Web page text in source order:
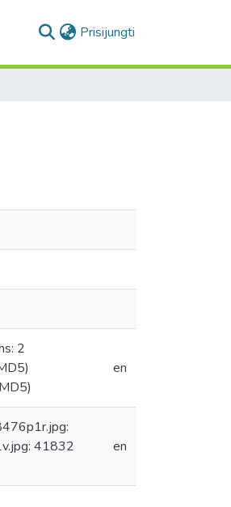
Prisijungti
2
en
41832
en